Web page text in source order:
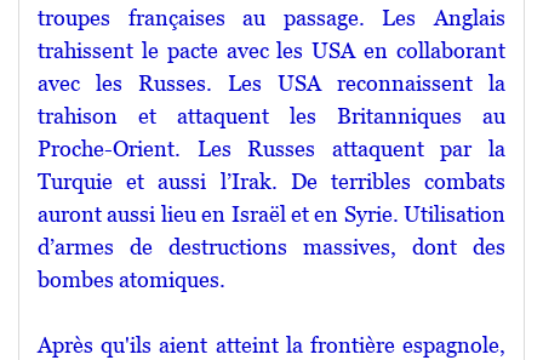
troupes françaises au passage. Les Anglais
trahissent le pacte avec les USA en collaborant
avec les Russes. Les USA reconnaissent la
trahison et attaquent les Britanniques au
Proche-Orient. Les Russes attaquent par la
Turquie et aussi l’Irak. De terribles combats
auront aussi lieu en Israël et en Syrie. Utilisation
d’armes de destructions massives, dont des
bombes atomiques.
Après qu'ils aient atteint la frontière espagnole,